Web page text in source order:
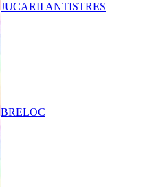
JUCARII ANTISTRES
BRELOC